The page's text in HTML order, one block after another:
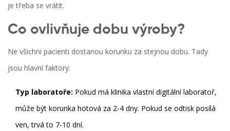
je třeba se vrátit.
Co ovlivňuje dobu výroby?
Ne všichni pacienti dostanou korunku za stejnou dobu. Tady
jsou hlavní faktory:
Typ laboratoře: Pokud má klinika vlastní digitální laboratoř,
může být korunka hotová za 2-4 dny. Pokud se odtisk posílá
ven, trvá to 7-10 dní.